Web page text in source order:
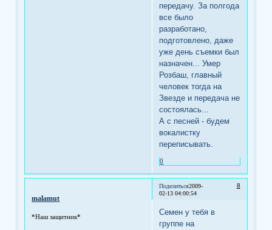
передачу. За полгода
все было
разработано,
подготовлено, даже
уже день съемки был
назначен... Умер
Розбаш, главный
человек тогда на
Звезде и передача не
состоялась...
А с песней - будем
вокалистку
переписывать.
0
Поделиться 8
2009-
02-13 04:00:54
malamut
*Наш защитник*
Семен у тебя в
группе на